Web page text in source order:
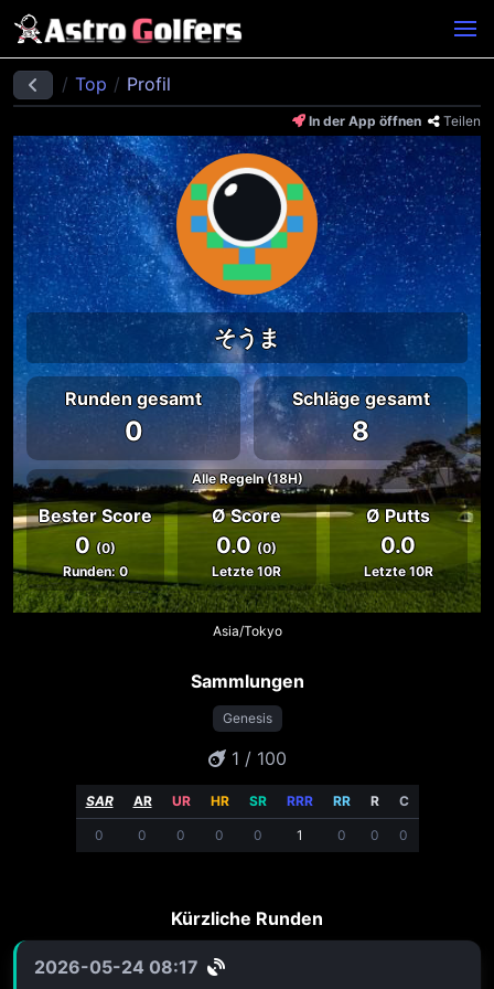
Top Profil
In der App öffnen Teilen
そうま
Runden gesamt
0
Schläge gesamt
8
Alle Regeln (18H)
Bester Score
0(0)
Runden: 0
Ø Score
0.0(0)
Letzte 10R
Ø Putts
0.0
Letzte 10R
Asia/Tokyo
Sammlungen
Genesis
1 / 100
SAR AR UR HR SR RRR RR R C
0 0 0 0 0 1 0 0 0
Kürzliche Runden
2026-05-24 08:17